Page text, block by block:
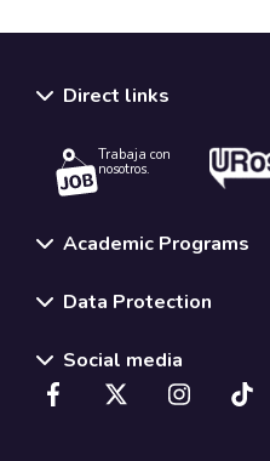
Direct links
Trabaja con
nosotros.
Academic Programs
Data Protection
Social media